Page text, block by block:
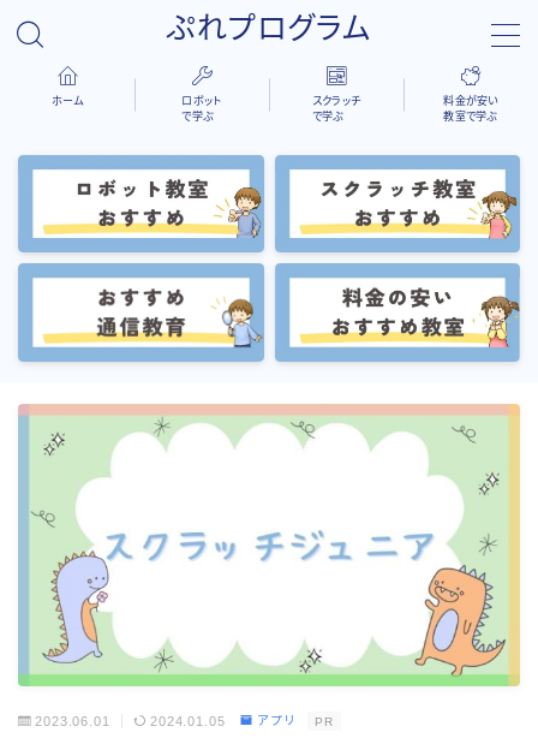
ぷれプログラム
ホーム
ロボット
で学ぶ
スクラッチ
で学ぶ
料金が安い
教室で学ぶ
2023.06.01 2024.01.05 アプリ PR